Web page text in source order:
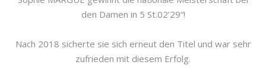
den Damen in 5 St.02’29“!
Nach 2018 sicherte sie sich erneut den Titel und war sehr
zufrieden mit diesem Erfolg.